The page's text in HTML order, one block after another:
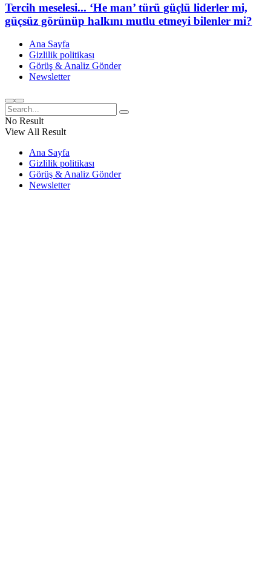
Tercih meselesi... ‘He man’ türü güçlü liderler mi,
güçsüz görünüp halkını mutlu etmeyi bilenler mi?
Ana Sayfa
Gizlilik politikası
Görüş & Analiz Gönder
Newsletter
No Result
View All Result
Ana Sayfa
Gizlilik politikası
Görüş & Analiz Gönder
Newsletter